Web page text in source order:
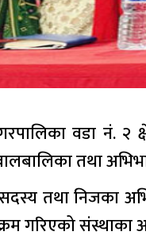
वडा नं. २
तथा
तथा निजका
गरिएको संस्थाका